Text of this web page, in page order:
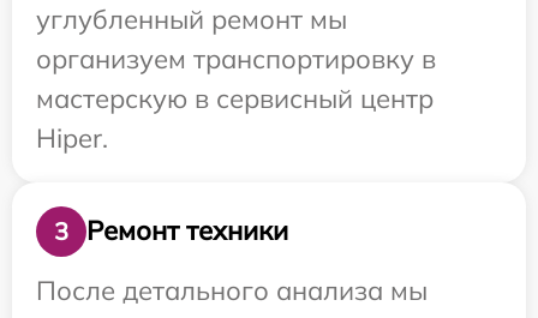
углубленный ремонт мы
организуем транспортировку в
мастерскую в сервисный центр
Hiper.
3
Ремонт техники
После детального анализа мы